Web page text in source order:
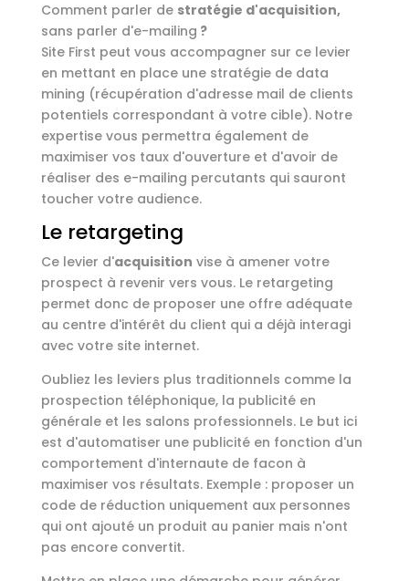
Comment parler de stratégie d'acquisition,
sans parler d'e-mailing ?
Site First peut vous accompagner sur ce levier
en mettant en place une stratégie de data
mining (récupération d'adresse mail de clients
potentiels correspondant à votre cible). Notre
expertise vous permettra également de
maximiser vos taux d'ouverture et d'avoir de
réaliser des e-mailing percutants qui sauront
toucher votre audience.
Le retargeting
Ce levier d'acquisition vise à amener votre
prospect à revenir vers vous. Le retargeting
permet donc de proposer une offre adéquate
au centre d'intérêt du client qui a déjà interagi
avec votre site internet.
Oubliez les leviers plus traditionnels comme la
prospection téléphonique, la publicité en
générale et les salons professionnels. Le but ici
est d'automatiser une publicité en fonction d'un
comportement d'internaute de facon à
maximiser vos résultats. Exemple : proposer un
code de réduction uniquement aux personnes
qui ont ajouté un produit au panier mais n'ont
pas encore convertit.